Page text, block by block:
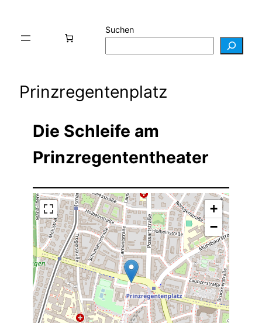
Suchen
Prinzregentenplatz
Die Schleife am
Prinzregententheater
+
−